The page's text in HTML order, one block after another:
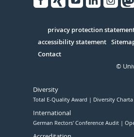
Serivce
privacy protection
accessibility statement
Contact
©
Diversity
Total E-Quality Award Diversity Charta
International
German Rectors' Conference Audit